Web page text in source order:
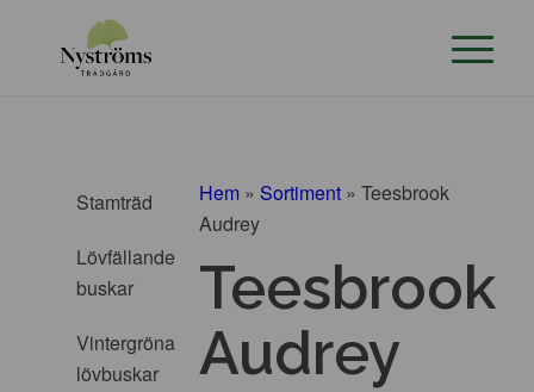
Stamträd
Lövfällande
buskar
Vintergröna
lövbuskar
Hem » Sortiment »Teesbrook
Audrey
Teesbrook
Audrey